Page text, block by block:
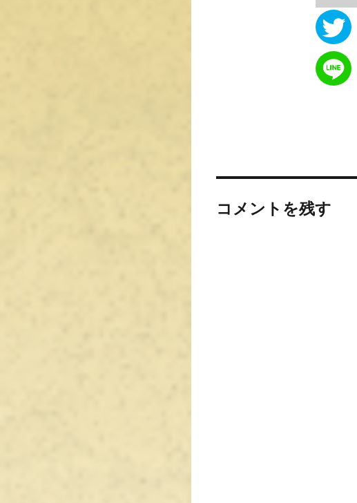
コメントを残す